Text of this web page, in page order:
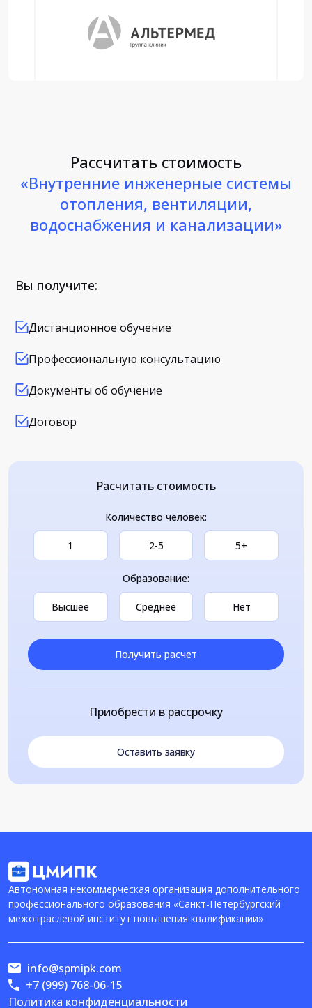
Рассчитать стоимость
«Внутренние инженерные системы
отопления, вентиляции,
водоснабжения и канализации»
Вы получите:
Дистанционное обучение
Профессиональную консультацию
Документы об обучение
Договор
Расчитать стоимость
Количество человек:
1 2-5 5+
Образование:
Высшее Среднее Нет
Получить расчет
Приобрести в рассрочку
Оставить заявку
Автономная некоммерческая организация дополнительного
профессионального образования «Санкт-Петербургский
межотраслевой институт повышения квалификации»
Политика конфиденциальности
info@spmipk.com
+7 (999) 768-06-15